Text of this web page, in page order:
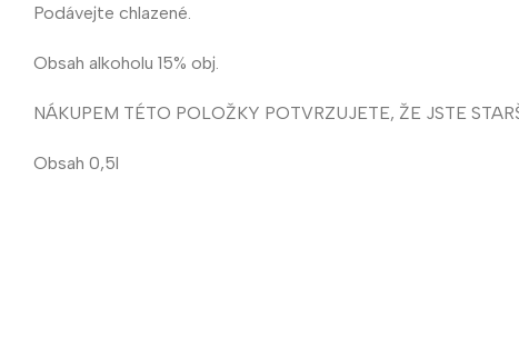
Podávejte chlazené.
Obsah alkoholu 15% obj.
NÁKUPEM TÉTO POLOŽKY POTVRZUJETE, ŽE JSTE
Obsah 0,5l